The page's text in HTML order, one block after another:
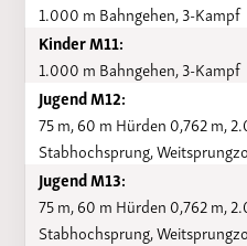
1.000 m Bahngehen, 3-Kampf
Kinder M11:
1.000 m Bahngehen, 3-Kampf
Jugend M12:
75 m, 60 m Hürden 0,762 m,
Stabhochsprung,
Jugend M13:
75 m, 60 m Hürden 0,762 m,
Stabhochsprung,